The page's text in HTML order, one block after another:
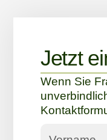
Jetzt
Wenn Sie